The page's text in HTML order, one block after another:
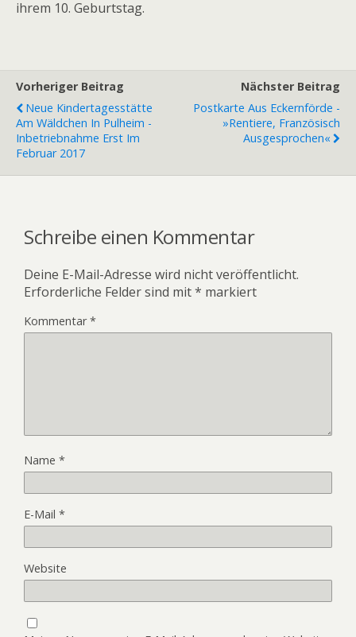
ihrem 10. Geburtstag.
Vorheriger Beitrag
Neue Kindertagesstätte
Am Wäldchen In Pulheim -
Inbetriebnahme Erst Im
Februar 2017
Nächster Beitrag
Postkarte Aus Eckernförde -
»Rentiere, Französisch
Ausgesprochen«
Schreibe einen Kommentar
Deine E-Mail-Adresse wird nicht veröffentlicht.
Erforderliche Felder sind mit* markiert
Kommentar*
Name *
E-Mail *
Website